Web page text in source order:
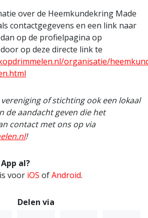
over de Heemkundekring Made
contactgegevens en een link naar
op de profielpagina op
op deze directe link te
organisatie/
of stichting ook een lokaal
de aandacht geven die het
contact met ons op via
!
al?
voor iOS ofAndroid.
Delen via